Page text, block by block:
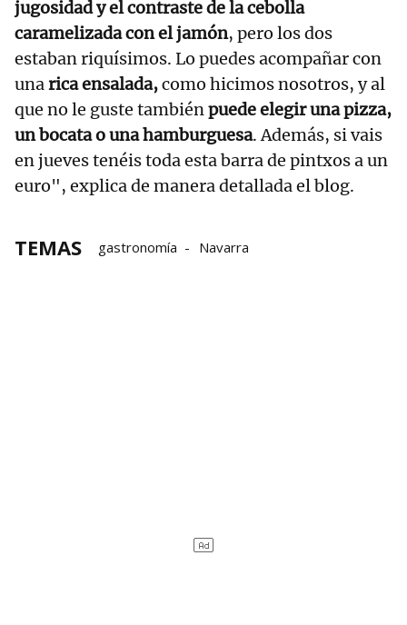
jugosidad y el contraste de la cebolla
caramelizada con el jamón, pero los dos
estaban riquísimos. Lo puedes acompañar con
unarica ensalada,como hicimos nosotros, y al
que no le guste tambiénpuede elegir una pizza,
un bocata o una hamburguesa. Además, si vais
en jueves tenéis toda esta barra de pintxos a un
euro", explica de manera detallada el blog.
TEMAS gastronomía Navarra